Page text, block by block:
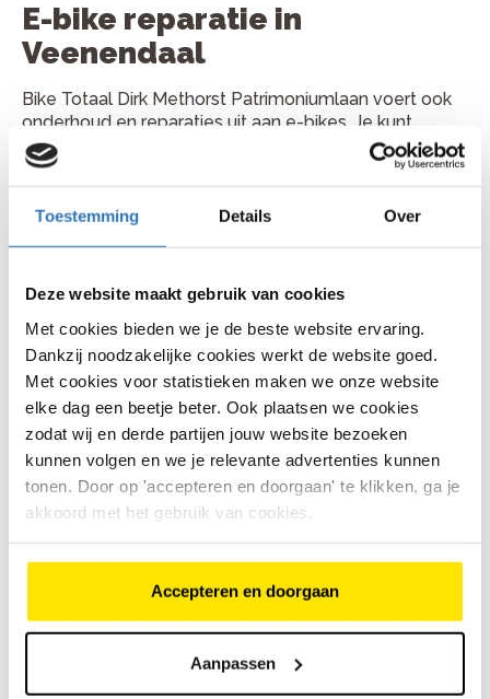
Toestemming Details Over
Deze website maakt gebruik van cookies
Met cookies bieden we je de beste website ervaring.
Dankzij noodzakelijke cookies werkt de website goed.
Met cookies voor statistieken maken we onze website
elke dag een beetje beter. Ook plaatsen we cookies
zodat wij en derde partijen jouw website bezoeken
kunnen volgen en we je relevante advertenties kunnen
tonen. Door op 'accepteren en doorgaan' te klikken, ga je
akkoord met het gebruik van cookies.
Accepteren en doorgaan
Aanpassen
E-bike reparatie in
Veenendaal
Bike Totaal Dirk Methorst Patrimoniumlaan voert ook
onderhoud en reparaties uit aan e-bikes. Je kunt
terecht voor controle van accu, display,
motorondersteuning, aandrijving en remmen. Ook
wanneer je e-bike minder ondersteuning geeft of een
storing toont, kan de werkplaats met je meekijken.
Plan je fietsreparatie bij Bike
Totaal Dirk Methorst
Patrimoniumlaan
Je vindt Bike Totaal Dirk Methorst Patrimoniumlaan
aan Patrimoniumlaan 25, 3904 AB in Veenendaal.
Bellen kan via 0318 507 849. Kom gerust langs met je
fiets of bel vooraf voor een handig moment.
Veelgestelde vragen
Hoe lang duurt een fietsreparatie
gemiddeld?
Kleine reparaties duren vaak minder dan een uur. Grote